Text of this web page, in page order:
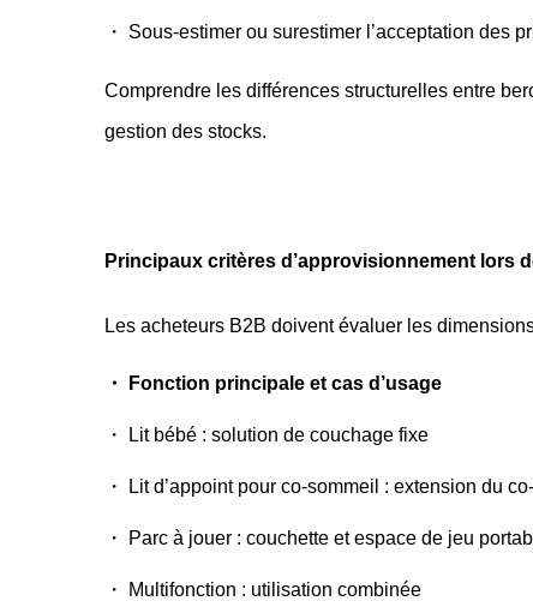
・ Sous-estimer ou surestimer l’acceptation des
Comprendre les différences structurelles entre
gestion des stocks.
Principaux critères d’approvisionnement lors
Les acheteurs B2B doivent évaluer les
・ Fonction principale et cas d’usage
・ Lit bébé : solution de couchage fixe
・ Lit d’appoint pour co-sommeil : extension du
・ Parc à jouer : couchette et espace de jeu
・ Multifonction : utilisation combinée